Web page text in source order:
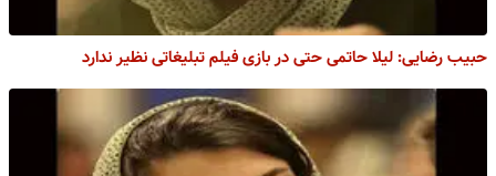
حبیب رضایی: لیلا حاتمی حتی در بازی فیلم تبلیغاتی نظیر ندارد